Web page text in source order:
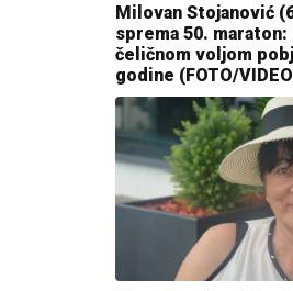
Milovan Stojanović
sprema 50. maraton:
čeličnom voljom
godine (FOTO/